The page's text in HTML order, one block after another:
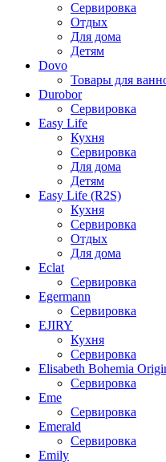
Сервировка
Отдых
Для дома
Детям
Dovo
Товары для
Durobor
Сервировка
Easy Life
Кухня
Сервировка
Для дома
Детям
Easy Life (R2S)
Кухня
Сервировка
Отдых
Для дома
Eclat
Сервировка
Egermann
Сервировка
EJIRY
Кухня
Сервировка
Elisabeth Bohemia
Сервировка
Eme
Сервировка
Emerald
Сервировка
Emily